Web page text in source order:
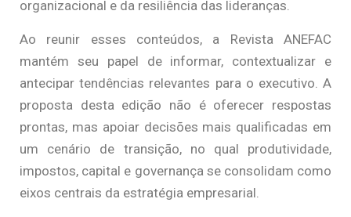
organizacional e da resiliência das lideranças.
Ao reunir esses conteúdos, a Revista ANEFAC
mantém seu papel de informar, contextualizar e
antecipar tendências relevantes para o executivo. A
proposta desta edição não é oferecer respostas
prontas, mas apoiar decisões mais qualificadas em
um cenário de transição, no qual produtividade,
impostos, capital e governança se consolidam como
eixos centrais da estratégia empresarial.